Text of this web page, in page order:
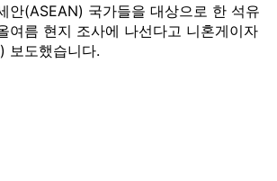
안(ASEAN) 국가들을 대상으로 한 석유
여름 현지 조사에 나선다고 니혼게이자
보도했습니다.